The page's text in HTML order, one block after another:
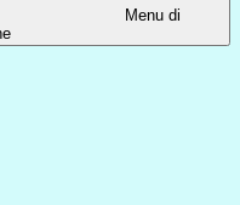
Menu di